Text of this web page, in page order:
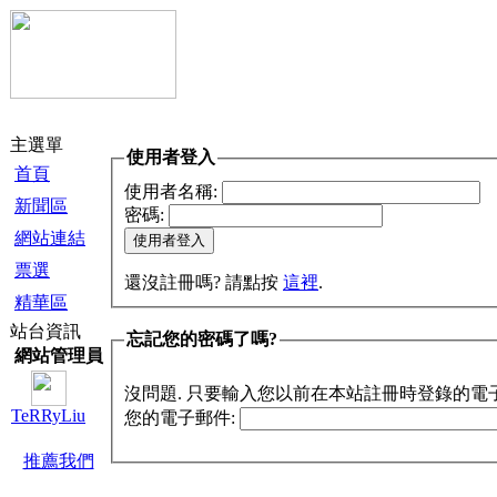
主選單
首頁
新聞區
網站連結
票選
精華區
站台資訊
網站管理員
TeRRyLiu
推薦我們
使用者登入
使用者名稱:
密碼:
還沒註冊嗎? 請點按 這裡.
忘記您的密碼了嗎?
沒問題. 只要輸入您以前在本站註冊時登錄的電
您的電子郵件: